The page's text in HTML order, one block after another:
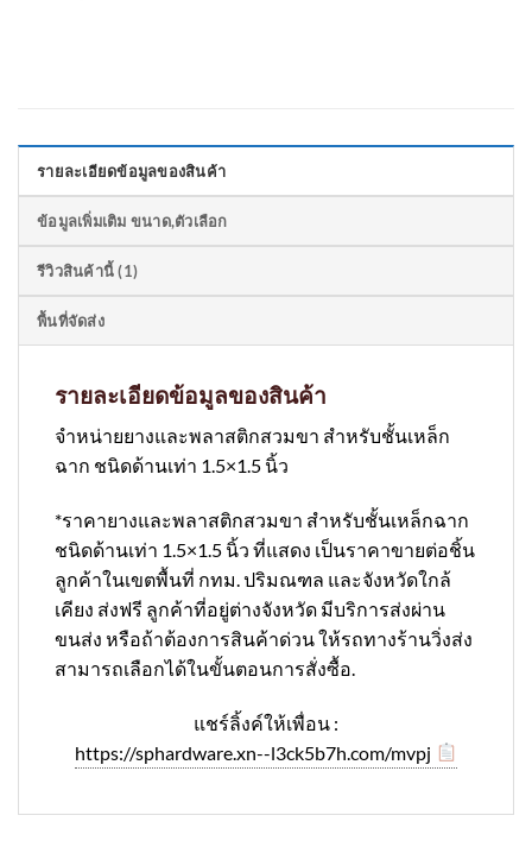
รายละเอียดข้อมูลของสินค้า
ข้อมูลเพิ่มเติม ขนาด,ตัวเลือก
รีวิวสินค้านี้ (1)
พื้นที่จัดส่ง
รายละเอียดข้อมูลของสินค้า
จำหน่ายยางและพลาสติกสวมขา สำหรับชั้นเหล็ก
ฉาก ชนิดด้านเท่า 1.5×1.5 นิ้ว
*ราคายางและพลาสติกสวมขา สำหรับชั้นเหล็กฉาก
ชนิดด้านเท่า 1.5×1.5 นิ้ว ที่แสดง เป็นราคาขายต่อชิ้น
ลูกค้าในเขตพื้นที่ กทม. ปริมณฑล และจังหวัดใกล้
เคียง ส่งฟรี ลูกค้าที่อยู่ต่างจังหวัด มีบริการส่งผ่าน
ขนส่ง หรือถ้าต้องการสินค้าด่วน ให้รถทางร้านวิ่งส่ง
สามารถเลือกได้ในขั้นตอนการสั่งซื้อ.
แชร์ลิ้งค์ให้เพื่อน :
https://sphardware.xn--l3ck5b7h.com/mvpj